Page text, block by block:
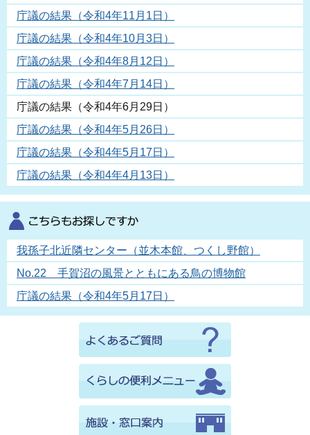
庁議の結果（令和4年11月1日）
庁議の結果（令和4年10月3日）
庁議の結果（令和4年8月12日）
庁議の結果（令和4年7月14日）
庁議の結果（令和4年6月29日）
庁議の結果（令和4年5月26日）
庁議の結果（令和4年5月17日）
庁議の結果（令和4年4月13日）
我孫子北近隣センター（並木本館、つくし野館）
No.22 手賀沼の風景とともにある鳥の博物館
庁議の結果（令和4年5月17日）